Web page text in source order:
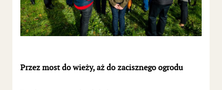
Przez most do wieży, aż do zacisznego ogrodu